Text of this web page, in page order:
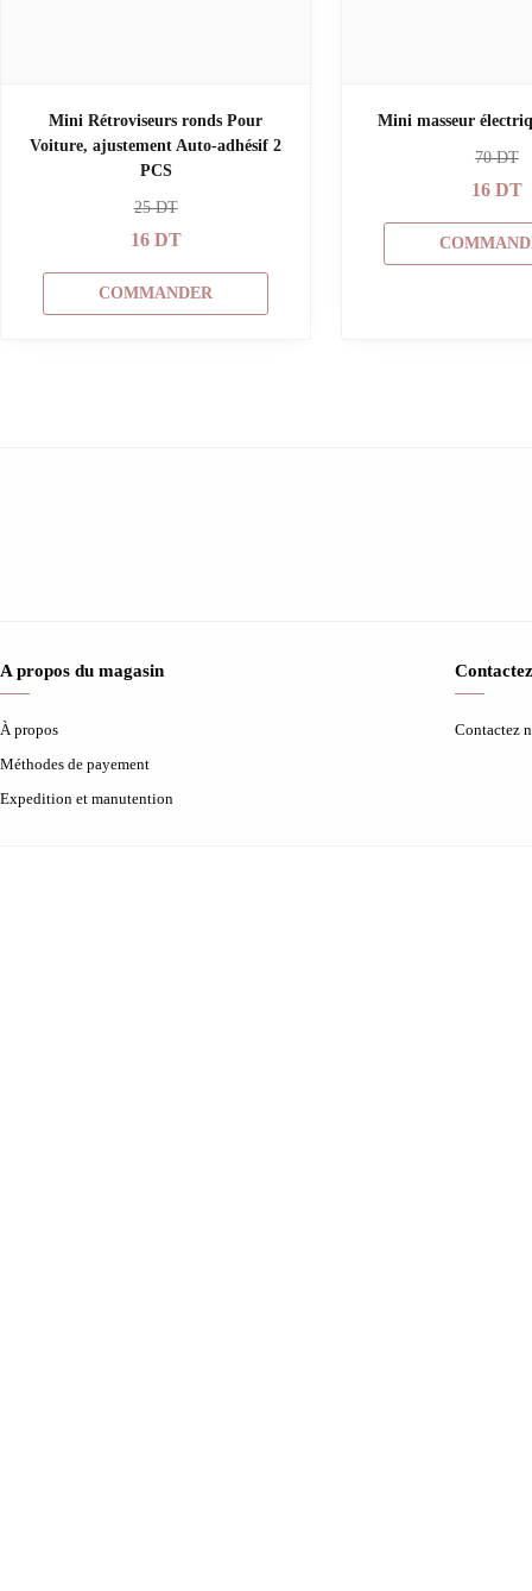
Mini Rétroviseurs ronds Pour
Voiture, ajustement Auto-adhésif 2
PCS
25DT
16DT
COMMANDER
Mini masseur
70DT
16DT
A propos du magasin
À propos
Méthodes de payement
Expedition et manutention
Contactez